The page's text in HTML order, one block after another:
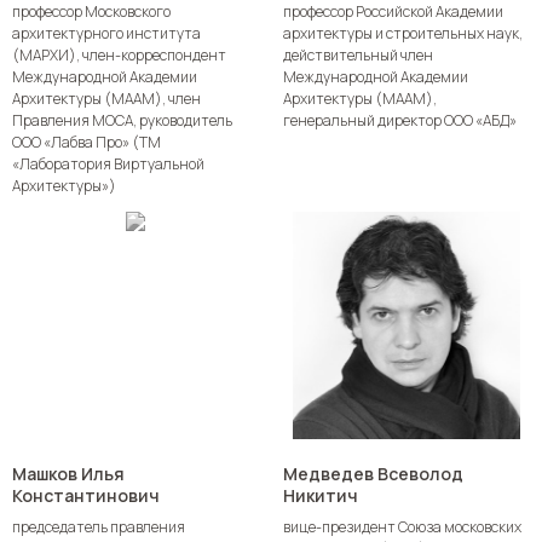
профессор Московского
архитектурного института
(МАРХИ), член-корреспондент
Международной Академии
Архитектуры (МААМ), член
Правления МОСА, руководитель
ООО «Лабва Про» (ТМ
«Лаборатория Виртуальной
Архитектуры»)
профессор Российской Академии
архитектуры и строительных наук,
действительный член
Международной Академии
Архитектуры (МААМ),
генеральный директор ООО «АБД»
Машков Илья
Константинович
председатель правления
Медведев Всеволод
Никитич
вице-президент Союза московских